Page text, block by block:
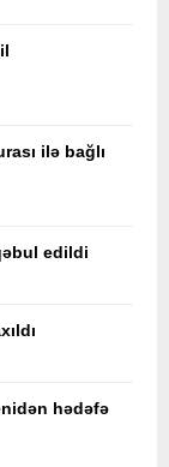
ilə bağlı
edildi
hədəfə